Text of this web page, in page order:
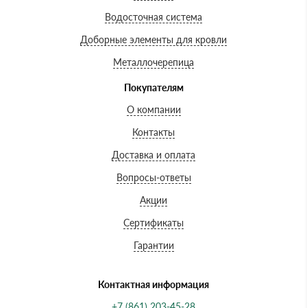
Водосточная система
Доборные элементы для кровли
Металлочерепица
Покупателям
О компании
Контакты
Доставка и оплата
Вопросы-ответы
Акции
Сертификаты
Гарантии
Контактная информация